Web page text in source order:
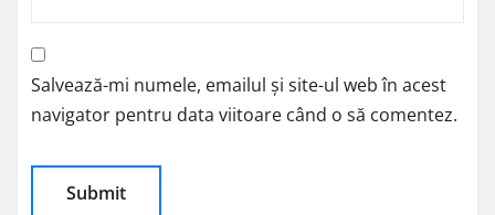
Salvează-mi numele, emailul și site-ul web în acest
navigator pentru data viitoare când o să comentez.